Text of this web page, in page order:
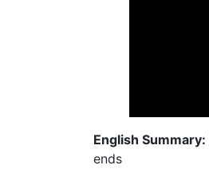
English Summary:
ends